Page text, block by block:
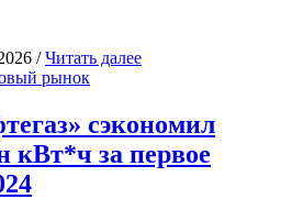
/Читать далее
рынок
сэкономил
кВт*ч за первое